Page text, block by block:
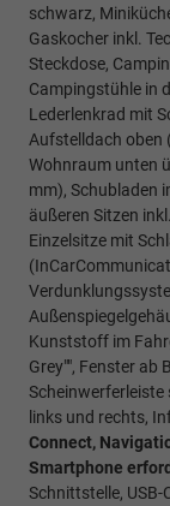
schwarz,
Gaskocher inkl.
Steckdose,
Campingstühle in
Lederlenkrad mit
Aufstelldach oben
Wohnraum unten
mm), Schubladen
äußeren Sitzen
Einzelsitze mit
Kunststoff im
Grey"", Fenster ab
Scheinwerferleiste
links und rechts,
Connect,
Smartphone
Schnittstelle, USB-